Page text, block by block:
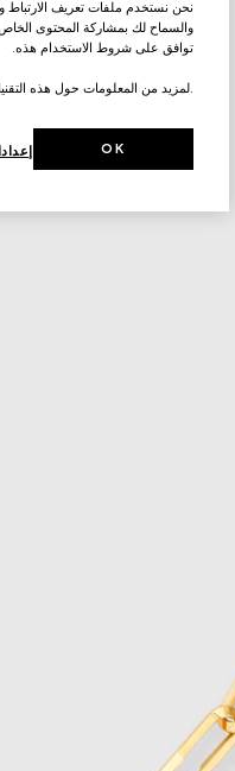
نحن نستخدم ملفات تعريف الارتباط
والسماح لك بمشاركة المحتوى
توافق على شروط الاستخدام هذه.
.لمزيد من المعلومات حول هذه
OK